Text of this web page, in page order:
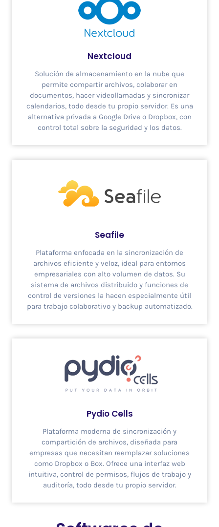
Nextcloud
Solución de almacenamiento en la nube que
permite compartir archivos, colaborar en
documentos, hacer videollamadas y sincronizar
calendarios, todo desde tu propio servidor. Es una
alternativa privada a Google Drive o Dropbox, con
control total sobre la seguridad y los datos.
Seafile
Plataforma enfocada en la sincronización de
archivos eficiente y veloz, ideal para entornos
empresariales con alto volumen de datos. Su
sistema de archivos distribuido y funciones de
control de versiones la hacen especialmente útil
para trabajo colaborativo y backup automatizado.
Pydio Cells
Plataforma moderna de sincronización y
compartición de archivos, diseñada para
empresas que necesitan reemplazar soluciones
como Dropbox o Box. Ofrece una interfaz web
intuitiva, control de permisos, flujos de trabajo y
auditoría, todo desde tu propio servidor.